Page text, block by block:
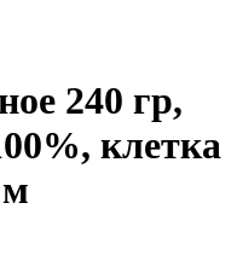
240 гр,
клетка